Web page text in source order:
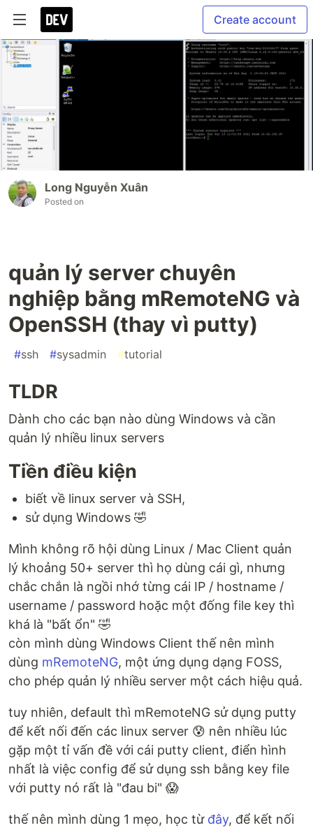
Create account
Long Nguyễn Xuân
Posted on
quản lý server chuyên
nghiệp bằng mRemoteNG và
OpenSSH (thay vì putty)
#ssh #sysadmin #tutorial
TLDR
Dành cho các bạn nào dùng Windows và cần
quản lý nhiều linux servers
Tiền điều kiện
biết về linux server và SSH,
sử dụng Windows 🤣
Mình không rõ hội dùng Linux / Mac Client quản
lý khoảng 50+ server thì họ dùng cái gì, nhưng
chắc chắn là ngồi nhớ từng cái IP / hostname /
username / password hoặc một đống file key thì
khá là "bất ổn" 🤣
còn mình dùng Windows Client thế nên mình
dùng mRemoteNG, một ứng dụng dạng FOSS,
cho phép quản lý nhiều server một cách hiệu quả.
tuy nhiên, default thì mRemoteNG sử dụng putty
để kết nối đến các linux server 😰 nên nhiều lúc
gặp một tỉ vấn đề với cái putty client, điển hình
nhất là việc config để sử dụng ssh bằng key file
với putty nó rất là "đau bi" 😱
thế nên mình dùng 1 mẹo, học từ đây, để kết nối